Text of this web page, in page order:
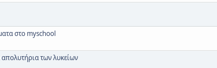
στο myschool
των λυκείων